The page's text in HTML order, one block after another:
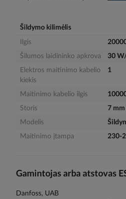
Šildymo kilimėlis
Ilgis
Šilumos laidininko apkrova
30
Elektros maitinimo kabelio
kiekis
1
Maitinimo kabelio ilgis
Storis
7 mm
Modelis
Maitinimo įtampa
230-
Gamintojas arba atstovas
Danfoss, UAB